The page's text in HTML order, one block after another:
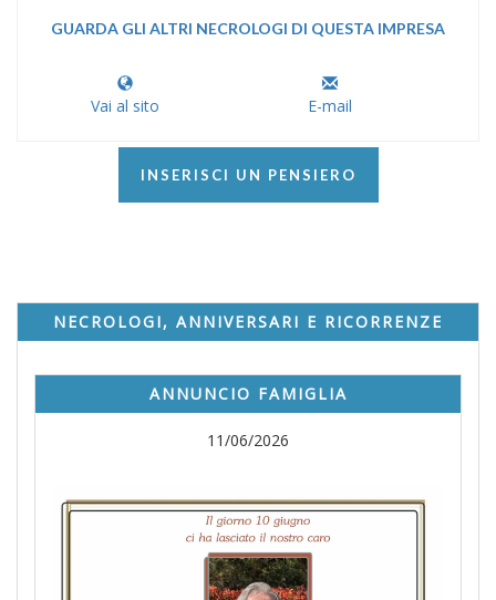
GUARDA GLI ALTRI NECROLOGI DI QUESTA IMPRESA
Vai al sito E-mail
INSERISCI UN PENSIERO
NECROLOGI, ANNIVERSARI E RICORRENZE
ANNUNCIO FAMIGLIA
11/06/2026